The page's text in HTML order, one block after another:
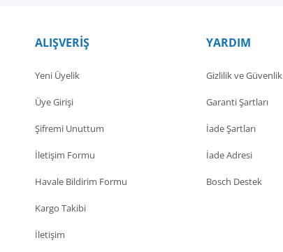
ALIŞVERİŞ
Yeni Üyelik
Üye Girişi
Şifremi Unuttum
İletişim Formu
Havale Bildirim Formu
Kargo Takibi
İletişim
YARDIM
Gizlilik ve Güvenlik
Garanti Şartları
İade Şartları
İade Adresi
Bosch Destek